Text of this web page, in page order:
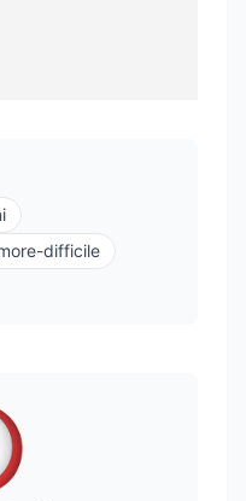
difficile